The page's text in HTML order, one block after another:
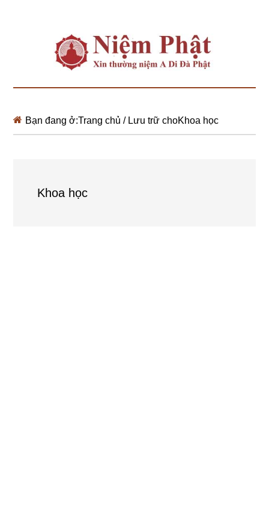
Bạn đang ở:Trang chủ /Lưu trữ choKhoa học
Khoa học